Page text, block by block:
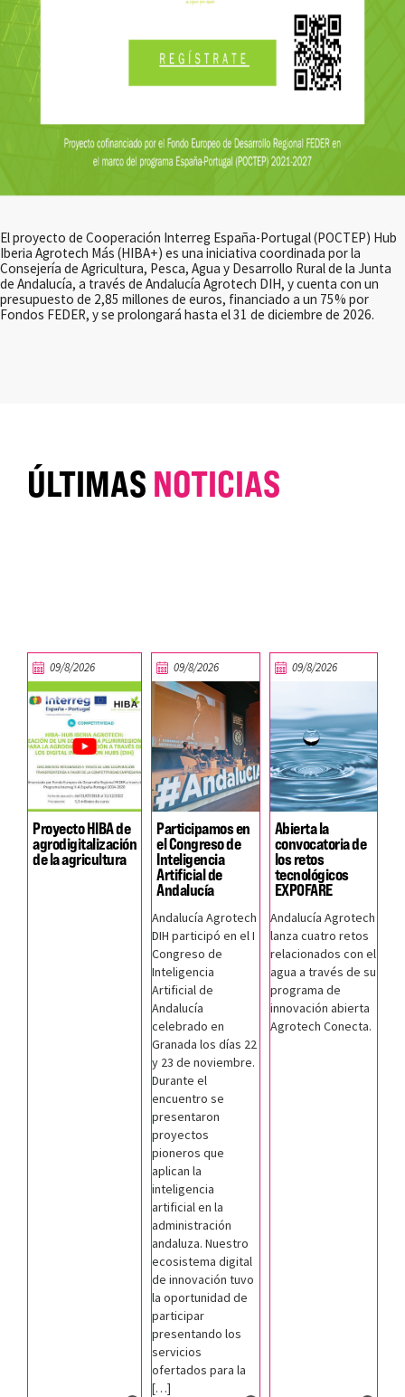
El proyecto de Cooperación Interreg España-Portugal (POCTEP) Hub
Iberia Agrotech Más (HIBA+) es una iniciativa coordinada por la
Consejería de Agricultura, Pesca, Agua y Desarrollo Rural de la Junta
de Andalucía, a través de Andalucía Agrotech DIH, y cuenta con un
presupuesto de 2,85 millones de euros, financiado a un 75% por
Fondos FEDER, y se prolongará hasta el 31 de diciembre de 2026.
ÚLTIMAS NOTICIAS
09/8/2026
Proyecto HIBA de
agrodigitalización
de la agricultura
09/8/2026
Participamos en
el Congreso de
Inteligencia
Artificial de
Andalucía
Andalucía Agrotech
DIH participó en el I
Congreso de
Inteligencia
Artificial de
Andalucía
celebrado en
Granada los días 22
y 23 de noviembre.
Durante el
encuentro se
presentaron
proyectos
pioneros que
aplican la
inteligencia
artificial en la
administración
andaluza. Nuestro
ecosistema digital
de innovación tuvo
la oportunidad de
participar
presentando los
servicios
ofertados para la
[…]
09/8/2026
Abierta la
convocatoria de
los retos
tecnológicos
EXPOFARE
Andalucía Agrotech
lanza cuatro retos
relacionados con el
agua a través de su
programa de
innovación abierta
Agrotech Conecta.